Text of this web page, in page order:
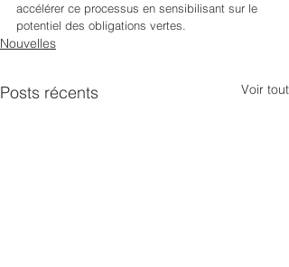
accélérer ce processus en sensibilisant sur le
potentiel des obligations vertes.
Nouvelles
Posts récents Voir tout